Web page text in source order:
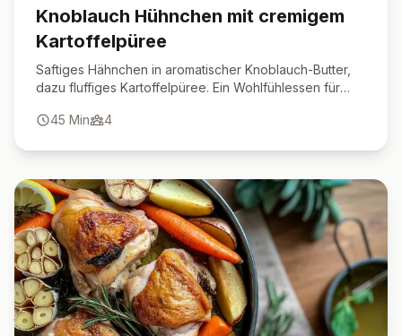
Knoblauch Hühnchen mit cremigem
Kartoffelpüree
Saftiges Hähnchen in aromatischer Knoblauch-Butter,
dazu fluffiges Kartoffelpüree. Ein Wohlfühlessen für
45 Min 4